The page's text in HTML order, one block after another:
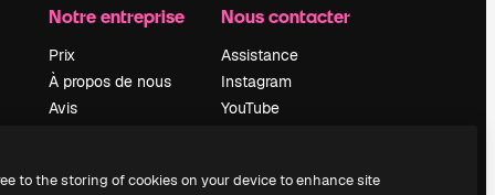
Notre entreprise
Prix
À propos de nous
Avis
recherche
Nous contacter
Assistance
Instagram
YouTube
Discord
to the storing of cookies on your device to enhance site